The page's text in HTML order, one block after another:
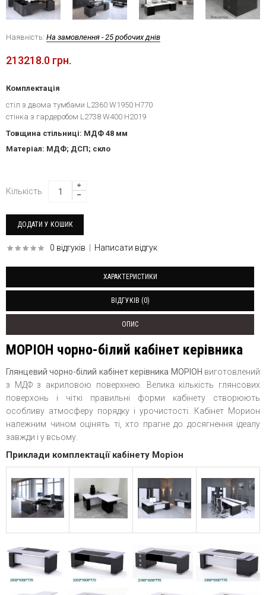
Наявність: На замовлення - 25 робочих днів
213218.0 грн.
Комплектація
стіл з двома тумбами L2360 W1950 H770
стінка з гардеробом L2738 W400 H2019
Товщина стільниці: МДФ 48 мм
Матеріал: МДФ; ДСП; скло
Кількість
0 відгуків Написати відгук
ХАРАКТЕРИСТИКИ
ВІДГУКІВ (0)
ОПИС
МОРІОН чорно-білий кабінет керівника
Глянцевий чорно-білий кабінет керівника МОРІОН виготовлений
з МДФ з акриловою поверхнею. Велика кількість глянсових
поверхонь і чіткі правильні форми кабінету створюють
особливу атмосферу порядку і урочистості. Кабінет Морион
належним чином оцінять ті, хто прагне до досягнення ідеалу
завжди і у всьому.
Приклади комплектації кабінету Моріон